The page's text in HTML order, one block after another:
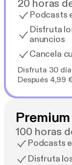
20 horas
Podcasts
Disfruta
anuncios
Cancela
Disfruta 30
Después 4,99
100 horas
Podcasts
Disfruta